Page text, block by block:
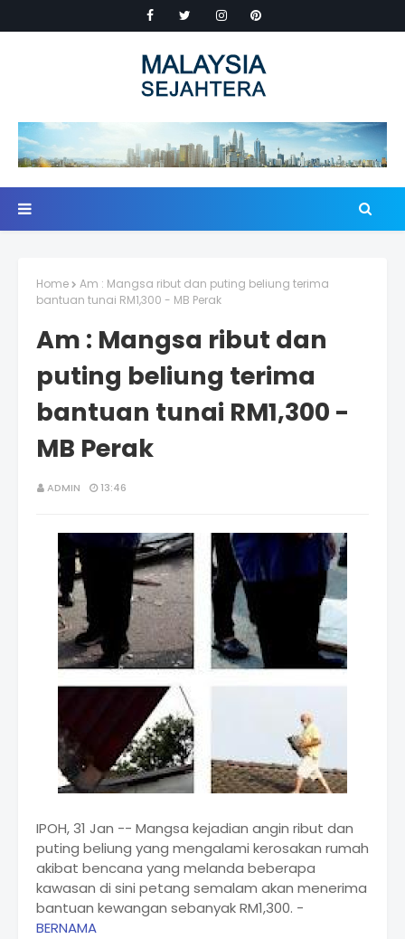
Home
Am : Mangsa ribut dan puting beliung terima
bantuan tunai RM1,300 - MB Perak
Am : Mangsa ribut dan
puting beliung terima
bantuan tunai RM1,300 -
MB Perak
ADMIN 13:46
IPOH, 31 Jan -- Mangsa kejadian angin ribut dan
puting beliung yang mengalami kerosakan rumah
akibat bencana yang melanda beberapa
kawasan di sini petang semalam akan menerima
bantuan kewangan sebanyak RM1,300. -
BERNAMA